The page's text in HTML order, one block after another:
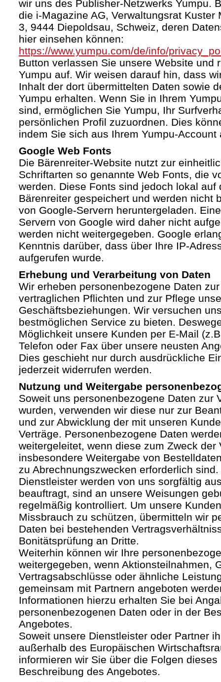
wir uns des Publisher-Netzwerks Yumpu.
die i-Magazine AG, Verwaltungsrat Kuster
3, 9444 Diepoldsau, Schweiz, deren
hier einsehen können:
https://www.yumpu.com/de/info/
Button verlassen Sie unsere Website und
Yumpu auf. Wir weisen darauf hin, dass
Inhalt der dort übermittelten Daten sowie
Yumpu erhalten. Wenn Sie in Ihrem
sind, ermöglichen Sie Yumpu, Ihr
persönlichen Profil zuzuordnen. Dies
indem Sie sich aus Ihrem Yumpu-Account
Google Web Fonts
Die Bärenreiter-Website nutzt zur
Schriftarten so genannte Web Fonts, die
werden. Diese Fonts sind jedoch lokal auf
Bärenreiter gespeichert und werden nicht
von Google-Servern heruntergeladen.
Servern von Google wird daher nicht
werden nicht weitergegeben. Google
Kenntnis darüber, dass über Ihre IP-
aufgerufen wurde.
Erhebung und Verarbeitung von Daten
Wir erheben personenbezogene Daten
vertraglichen Pflichten und zur Pflege
Geschäftsbeziehungen. Wir versuchen
bestmöglichen Service zu bieten.
Möglichkeit unsere Kunden per E-Mail
Telefon oder Fax über unsere neusten
Dies geschieht nur durch ausdrückliche
jederzeit widerrufen werden.
Nutzung und Weitergabe
Soweit uns personenbezogene Daten zur
wurden, verwenden wir diese nur zur
und zur Abwicklung der mit unseren
Verträge. Personenbezogene Daten
weitergeleitet, wenn diese zum Zweck der
insbesondere Weitergabe von
zu Abrechnungszwecken erforderlich
Dienstleister werden von uns sorgfältig
beauftragt, sind an unsere Weisungen
regelmäßig kontrolliert. Um unsere
Missbrauch zu schützen, übermitteln wir
Daten bei bestehenden
Bonitätsprüfung an Dritte.
Weiterhin können wir Ihre
weitergegeben, wenn Aktionsteilnahmen,
Vertragsabschlüsse oder ähnliche
gemeinsam mit Partnern angeboten
Informationen hierzu erhalten Sie bei
personenbezogenen Daten oder in der
Angebotes.
Soweit unsere Dienstleister oder Partner
außerhalb des Europäischen
informieren wir Sie über die Folgen
Beschreibung des Angebotes.